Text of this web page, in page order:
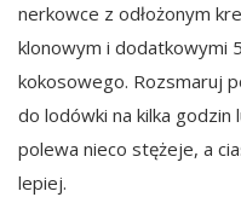
nerkowce z odłożonym
klonowym i dodatkowymi
kokosowego. Rozsmaruj
do lodówki na kilka godzin
polewa nieco stężeje, a
lepiej.